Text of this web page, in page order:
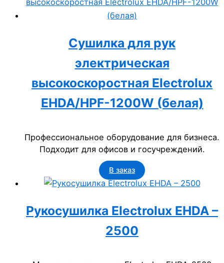
Сушилка для рук
электрическая
высокоскоростная Electrolux
EHDA/HPF-1200W (белая)
Профессиональное оборудование для бизнеса.
Подходит для офисов и госучреждений.
В заказ
Рукосушилка Electrolux EHDA –
2500